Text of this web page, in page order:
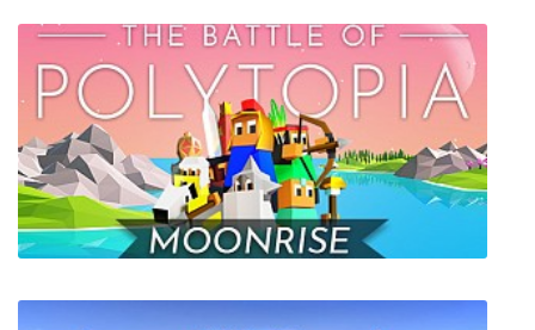
Blacksmith